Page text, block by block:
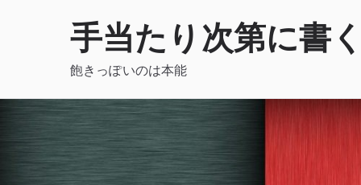
手当たり次第に書
飽きっぽいのは本能